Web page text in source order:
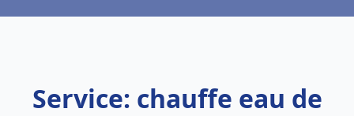
Service: chauffe eau de